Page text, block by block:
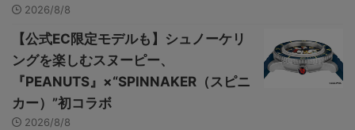
2026/8/8
【公式EC限定モデルも】シュノーケリ
ングを楽しむスヌーピー、
『PEANUTS』×“SPINNAKER（スピニ
カー）”初コラボ
2026/8/8